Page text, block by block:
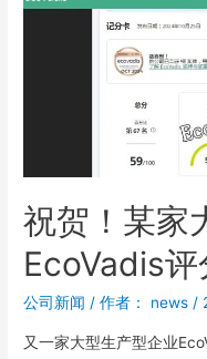
祝贺！某家
EcoVadis评
公司新闻 / 作者： news /
又一家大型生产型企业